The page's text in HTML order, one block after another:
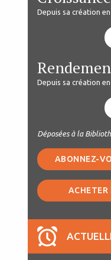
Depuis sa création en
Depuis sa création en
Déposées à la
ABONNEZ-
ACHETER